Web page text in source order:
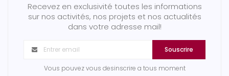
Recevez en exclusivité toutes les informations
sur nos activités, nos projets et nos actualités
dans votre adresse mail!
Souscrire
Vous pouvez vous desinscrire a tous moment